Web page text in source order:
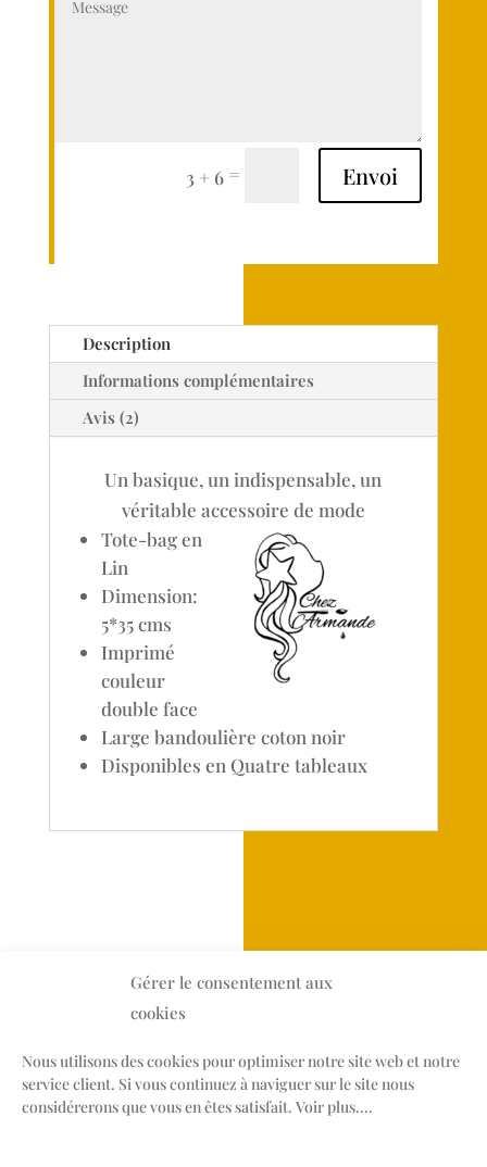
Gérer le consentement aux
cookies
Nous utilisons des cookies pour optimiser notre site web et notre
service client. Si vous continuez à naviguer sur le site nous
considérerons que vous en êtes satisfait. Voir plus....
3 + 6 = Envoi
Description
Informations complémentaires
Avis (2)
Un basique, un indispensable, un
véritable accessoire de mode
Tote-bag en
Lin
Dimension:
5*35 cms
Imprimé
couleur
double face
Large bandoulière coton noir
Disponibles en Quatre tableaux
Suivez les aventures